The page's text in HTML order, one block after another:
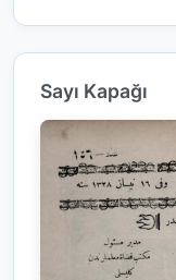
Sayı Kapağı